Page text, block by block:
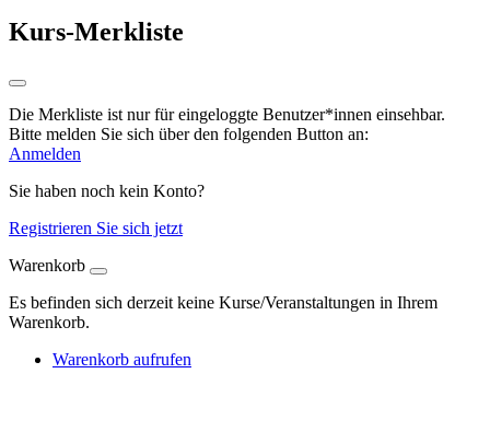
Kurs-Merkliste
Die Merkliste ist nur für eingeloggte Benutzer*innen einsehbar.
Bitte melden Sie sich über den folgenden Button an:
Anmelden
Sie haben noch kein Konto?
Registrieren Sie sich jetzt
Warenkorb
Es befinden sich derzeit keine Kurse/Veranstaltungen in Ihrem
Warenkorb.
Warenkorb aufrufen